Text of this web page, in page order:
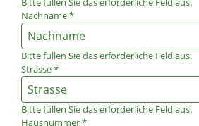
Nachname*
Bitte füllen Sie das erforderliche Feld aus.
Strasse*
Bitte füllen Sie das erforderliche Feld aus.
Hausnummer*